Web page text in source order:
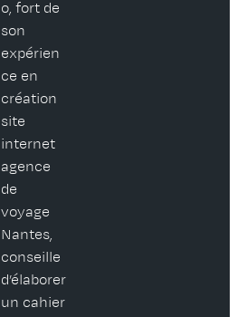
o, fort de
son
expérien
ce en
création
site
internet
agence
de
voyage
Nantes,
conseille
d’élaborer
un cahier